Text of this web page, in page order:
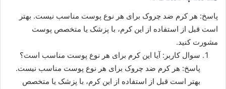
پاسخ: هر کرم ضد چروک برای هر نوع پوست مناسب نیست. بهتر
است قبل از استفاده از این کرم، با پزشک یا متخصص پوست
مشورت کنید.
سوال کاربر: آیا این کرم برای هر نوع پوست مناسب است؟
پاسخ: هر کرم ضد چروک برای هر نوع پوست مناسب نیست.
بهتر است قبل از استفاده از این کرم، با پزشک یا متخصص